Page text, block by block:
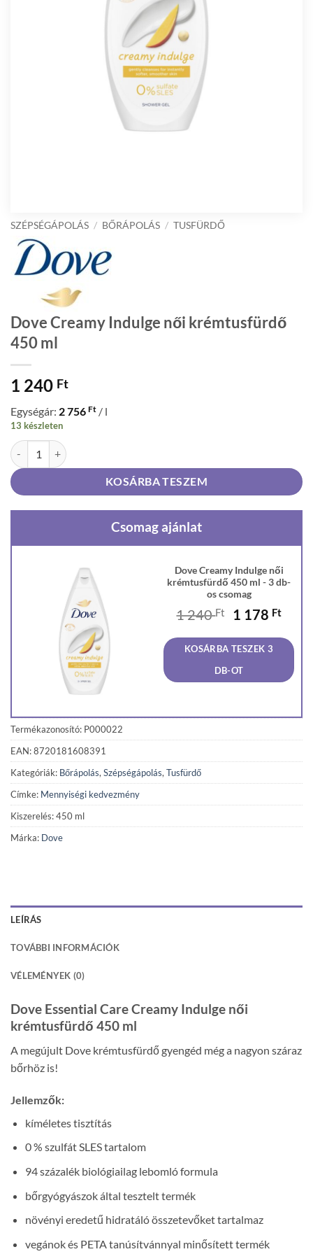
SZÉPSÉGÁPOLÁS / BŐRÁPOLÁS / TUSFÜRDŐ
Dove Creamy Indulge női krémtusfürdő
450 ml
1 240 Ft
Egységár: 2 756 Ft / l
13 készleten
Dove Creamy Indulge női krémtusfürdő 450 ml mennyiség
KOSÁRBA TESZEM
Csomag ajánlat
Dove Creamy Indulge női
krémtusfürdő 450 ml - 3 db-
os csomag
1 240Ft
Original
was:
1
240 Ft.
1 178 Ft
is:
178
KOSÁRBA TESZEK 3
DB-OT
Termékazonosító: P000022
EAN: 8720181608391
Kategóriák: Bőrápolás, Szépségápolás, Tusfürdő
Címke: Mennyiségi kedvezmény
Kiszerelés: 450 ml
Márka: Dove
LEÍRÁS
TOVÁBBI INFORMÁCIÓK
VÉLEMÉNYEK (0)
Dove Essential Care Creamy Indulge női
krémtusfürdő 450 ml
A megújult Dove krémtusfürdő gyengéd még a nagyon száraz
bőrhöz is!
Jellemzők:
kíméletes tisztítás
0 % szulfát SLES tartalom
94 százalék biológiailag lebomló formula
bőrgyógyászok által tesztelt termék
növényi eredetű hidratáló összetevőket tartalmaz
vegánok és PETA tanúsítvánnyal minősített termék